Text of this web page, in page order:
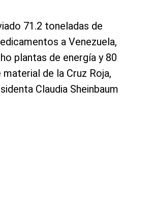
71.2 toneladas de
a Venezuela,
plantas de energía y 80
de la Cruz Roja,
Claudia Sheinbaum